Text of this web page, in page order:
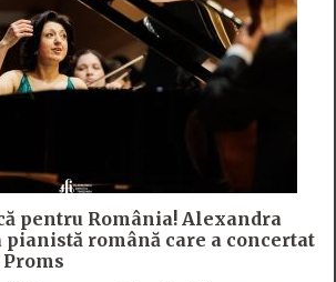
pentru România! Alexandra
pianistă română care a concertat